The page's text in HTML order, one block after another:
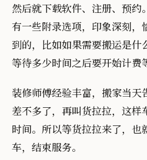
然后就下载软件、注册、预约
有一些附录选项，印象深刻，
到的，比如如果需要搬运是什
等待多少时间之后要开始计费
装修师傅经验丰富，搬家当天
差不多了，再叫货拉拉，这
时间。所以等货拉拉来了，也
车，结束服务。